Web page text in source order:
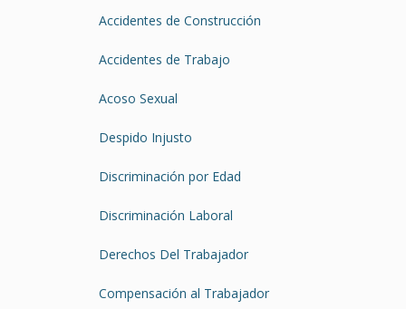
Accidentes de Construcción
Accidentes de Trabajo
Acoso Sexual
Despido Injusto
Discriminación por Edad
Discriminación Laboral
Derechos Del Trabajador
Compensación al Trabajador